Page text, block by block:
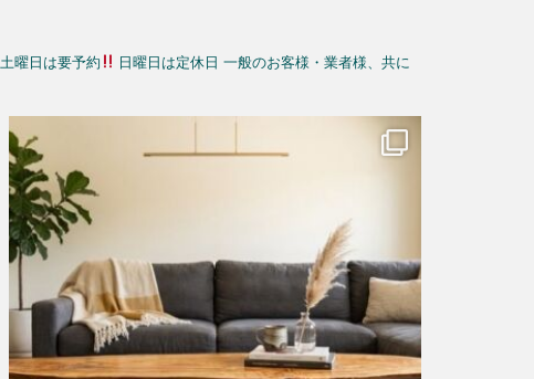
土曜日は要予約 日曜日は定休日 一般のお客様・業者様、共に